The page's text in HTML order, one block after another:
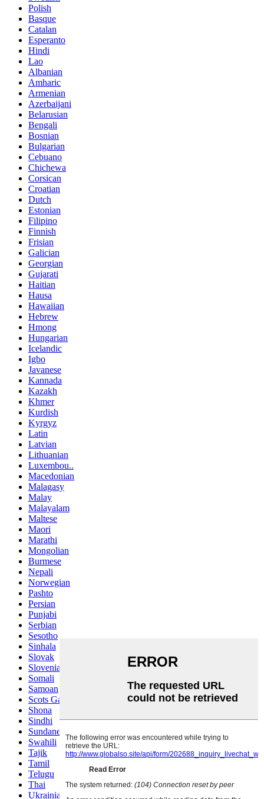
Polish
Basque
Catalan
Esperanto
Hindi
Lao
Albanian
Amharic
Armenian
Azerbaijani
Belarusian
Bengali
Bosnian
Bulgarian
Cebuano
Chichewa
Corsican
Croatian
Dutch
Estonian
Filipino
Finnish
Frisian
Galician
Georgian
Gujarati
Haitian
Hausa
Hawaiian
Hebrew
Hmong
Hungarian
Icelandic
Igbo
Javanese
Kannada
Kazakh
Khmer
Kurdish
Kyrgyz
Latin
Latvian
Lithuanian
Luxembou..
Macedonian
Malagasy
Malay
Malayalam
Maltese
Maori
Marathi
Mongolian
Burmese
Nepali
Norwegian
Pashto
Persian
Punjabi
Serbian
Sesotho
Sinhala
Slovak
Slovenian
Somali
Samoan
Scots Gaelic
Shona
Sindhi
Sundanese
Swahili
Tajik
Tamil
Telugu
Thai
Ukrainian